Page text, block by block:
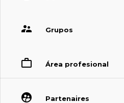
Grupos
Área profesional
Partenaires